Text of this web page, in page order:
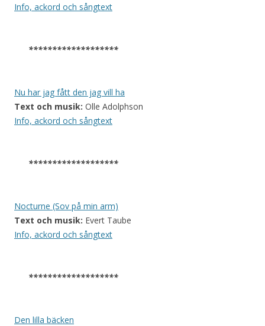
Info, ackord och sångtext
*******************
Nu har jag fått den jag vill ha
Text och musik: Olle Adolphson
Info, ackord och sångtext
*******************
Nocturne (Sov på min arm)
Text och musik: Evert Taube
Info, ackord och sångtext
*******************
Den lilla bäcken